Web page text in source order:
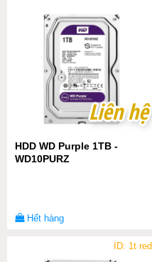
Liên hệ
Liên hệ
HDD WD Purple 1TB -
WD10PURZ
Hết hàng
ID: 1t red